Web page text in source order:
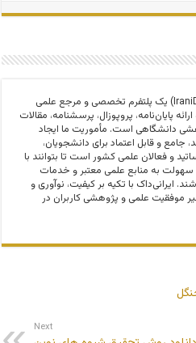
ایرانی‌داک (IraniDoc) یک پلتفرم تخصصی و مرجع علمی
پایان‌نامه، پروپوزال، پرسشنامه، مقالات
دانشگاهی است. مأموریت ما ایجاد
و قابل اعتماد برای دانشجویان،
و فعالان علمی کشور است تا بتوانند با
به منابع علمی معتبر و خدمات
با تکیه بر کیفیت، نوآوری و
موفقیت علمی و پژوهشی کاربران در
Next